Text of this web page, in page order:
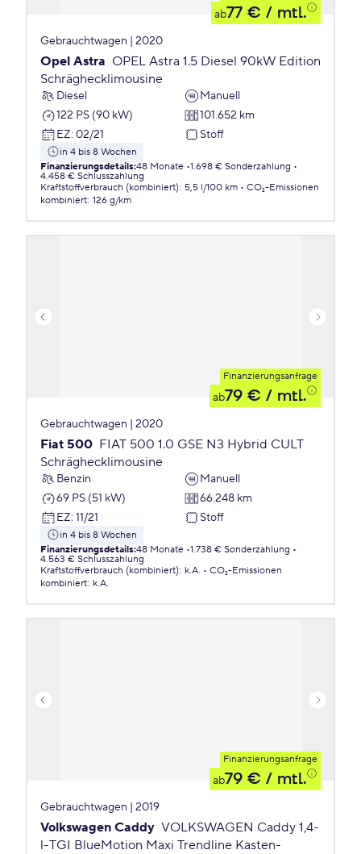
ab77 € / mtl.
Gebrauchtwagen | 2020
Opel Astra OPEL Astra 1.5 Diesel 90kW Edition
Schräghecklimousine
Diesel
Manuell
122 PS (90 kW)
101.652 km
EZ: 02/21 Stoff
in 4 bis 8 Wochen
Finanzierungsdetails:48 Monate 1.698 € Sonderzahlung
4.458 € Schlusszahlung
Kraftstoffverbrauch (kombiniert): 5,5 l/100 km
CO₂-Emissionen
kombiniert: 126 g/km
Finanzierungsanfrage
ab79 € / mtl.
Gebrauchtwagen | 2020
Fiat 500 FIAT 500 1.0 GSE N3 Hybrid CULT
Schräghecklimousine
Benzin
Manuell
69 PS (51 kW)
66.248 km
EZ: 11/21 Stoff
in 4 bis 8 Wochen
Finanzierungsdetails:48 Monate 1.738 € Sonderzahlung
4.563 € Schlusszahlung
Kraftstoffverbrauch (kombiniert): k.A.
CO₂-Emissionen
kombiniert: k.A.
Finanzierungsanfrage
ab79 € / mtl.
Gebrauchtwagen | 2019
Volkswagen Caddy VOLKSWAGEN Caddy 1,4-
l-TGI BlueMotion Maxi Trendline Kasten-